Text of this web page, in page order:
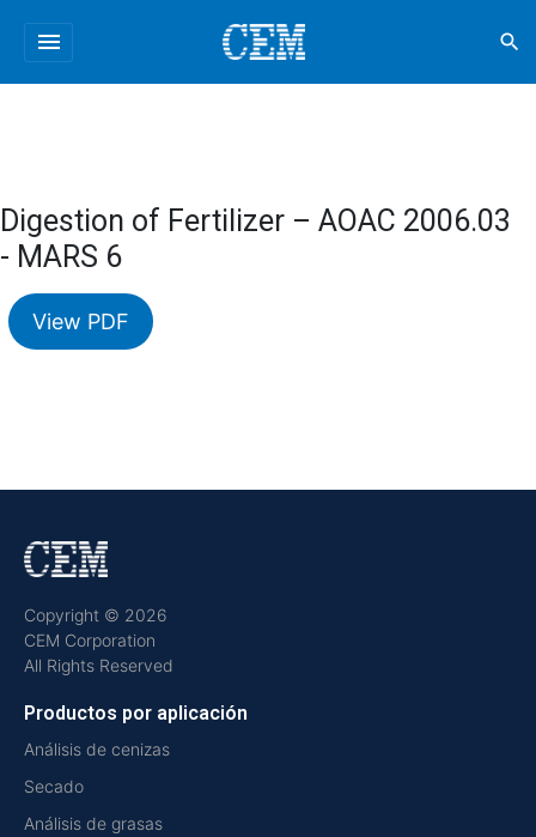
menu search
Digestion of Fertilizer – AOAC 2006.03
- MARS 6
View PDF
Copyright © 2026
CEM Corporation
All Rights Reserved
Productos por aplicación
Análisis de cenizas
Secado
Análisis de grasas